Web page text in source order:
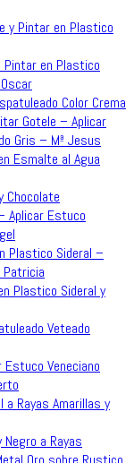
y Pintar en Plastico
Pintar en Plastico
Color Crema
Gotele – Aplicar
Gris – Mª Jesus
Esmalte al Agua
Chocolate
Aplicar Estuco
Plastico Sideral –
Plastico Sideral y
Veteado
Veneciano
Rayas Amarillas y
a Rayas